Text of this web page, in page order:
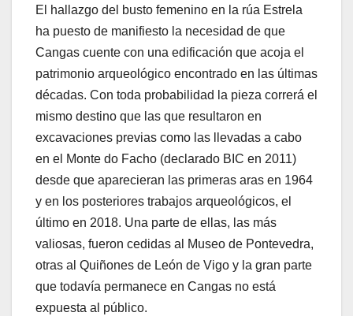
El hallazgo del busto femenino en la rúa Estrela
ha puesto de manifiesto la necesidad de que
Cangas cuente con una edificación que acoja el
patrimonio arqueológico encontrado en las últimas
décadas. Con toda probabilidad la pieza correrá el
mismo destino que las que resultaron en
excavaciones previas como las llevadas a cabo
en el Monte do Facho (declarado BIC en 2011)
desde que aparecieran las primeras aras en 1964
y en los posteriores trabajos arqueológicos, el
último en 2018. Una parte de ellas, las más
valiosas, fueron cedidas al Museo de Pontevedra,
otras al Quiñones de León de Vigo y la gran parte
que todavía permanece en Cangas no está
expuesta al público.